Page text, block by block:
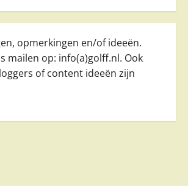
opmerkingen en/of ideeën.
mailen op: info(a)golff.nl. Ook
of content ideeën zijn